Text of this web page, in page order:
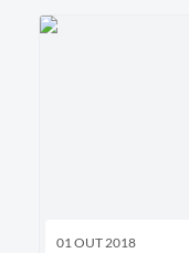
01 OUT 2018